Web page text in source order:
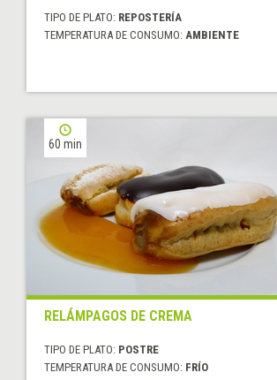
TIPO DE PLATO: REPOSTERÍA
TEMPERATURA DE CONSUMO: AMBIENTE
60 min
RELÁMPAGOS DE CREMA
TIPO DE PLATO: POSTRE
TEMPERATURA DE CONSUMO: FRÍO